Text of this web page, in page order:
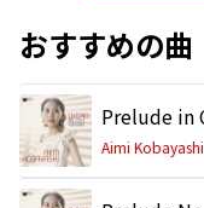
おすすめの曲
Aimi Kobayashi